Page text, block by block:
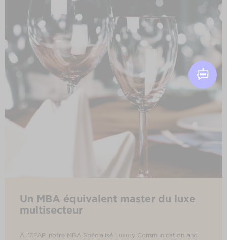
Un MBA équivalent master du luxe
multisecteur
À l’EFAP, notre MBA Spécialisé Luxury Communication and